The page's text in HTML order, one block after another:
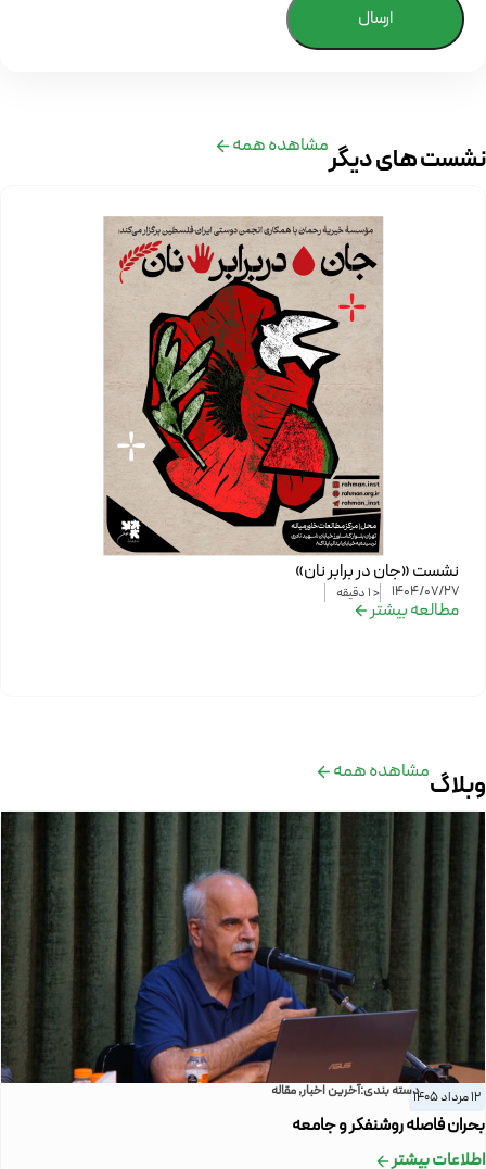
ارسال
نشست های دیگرمشاهده همه
نشست «جان در برابر نان»
1404/07/27
< 1 دقیقه
مطالعه بیشتر
وبلاگمشاهده همه
12 مرداد 1405 دسته بندی:آخرین اخبار,مقاله
بحران فاصله روشنفکر و جامعه
اطلاعات بیشتر